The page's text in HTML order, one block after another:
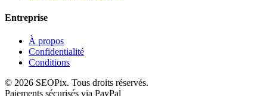
Entreprise
À propos
Confidentialité
Conditions
© 2026 SEOPix. Tous droits réservés.
Paiements sécurisés via PayPal